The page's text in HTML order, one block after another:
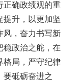
正确政绩观的重
提升，以更加坚
风，奋力书写新
稳政治之舵，在
格局，严守纪律
要砥砺奋进之